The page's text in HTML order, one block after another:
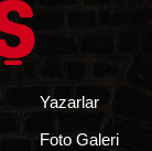
Yazarlar
Foto Galeri